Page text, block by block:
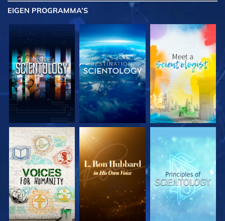
EIGEN PROGRAMMA’S
VERKEN DE SERIE VERKEN DE SERIE VERKEN DE SERIE